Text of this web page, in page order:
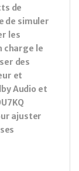
de
de simuler
les
charge le
des
et
Audio et
ajuster